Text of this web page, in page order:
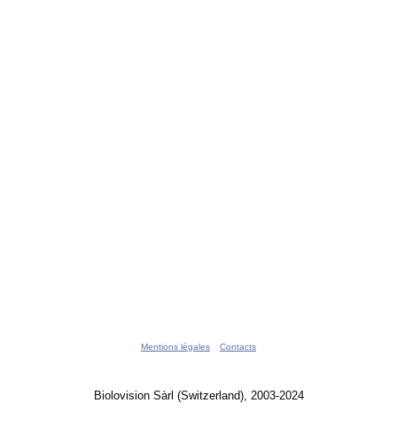
Mentions légales Contacts
Biolovision Sàrl (Switzerland), 2003-2024